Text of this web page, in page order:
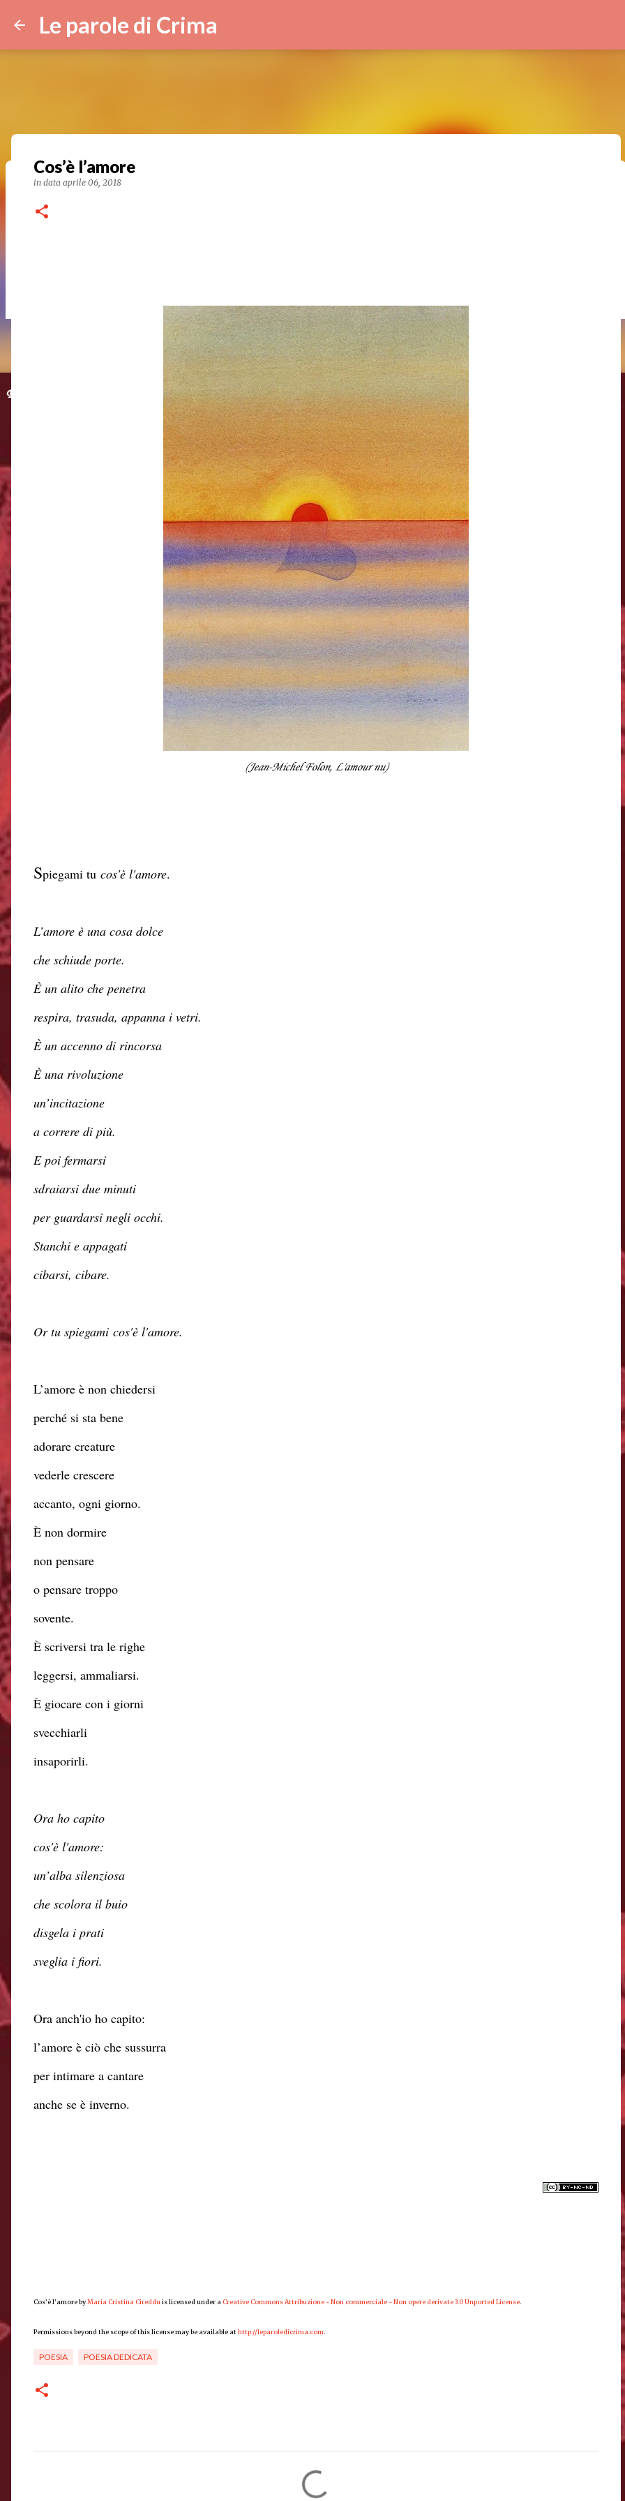
Le parole di Crima
Post in evidenza
Velluto dolce
in data
Cos’è l’amore
in data aprile 06, 2018
(Jean-Michel Folon, L'amour nu)
Spiegami tu cos'è l'amore.
L’amore è una cosa dolce
che schiude porte.
È un alito che penetra
respira, trasuda, appanna i vetri.
È un accenno di rincorsa
È una rivoluzione
un’incitazione
a correre di più.
E poi fermarsi
sdraiarsi due minuti
per guardarsi negli occhi.
Stanchi e appagati
cibarsi, cibare.
Or tu spiegami cos'è l'amore.
L’amore è non chiedersi
perché si sta bene
adorare creature
vederle crescere
accanto, ogni giorno.
È non dormire
non pensare
o pensare troppo
sovente.
È scriversi tra le righe
leggersi, ammaliarsi.
È giocare con i giorni
svecchiarli
insaporirli.
Ora ho capito
cos'è l'amore:
un’alba silenziosa
che scolora il buio
disgela i prati
sveglia i fiori.
Ora anch'io ho capito:
l’amore è ciò che sussurra
per intimare a cantare
anche se è inverno.
Cos’è l’amorebyMaria Cristina Cireddu is licensed under a Creative Commons Attribuzione - Non commerciale - Non opere derivate 3.0 Unported License
Permissions beyond the scope of this license may be available athttp://leparoledicrima.com
POESIA POESIA DEDICATA